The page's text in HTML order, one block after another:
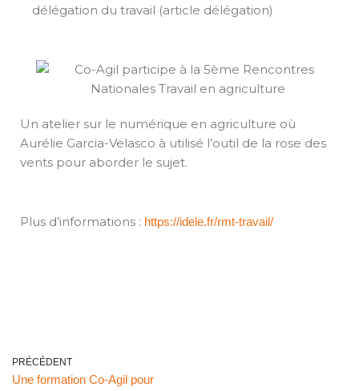
délégation du travail (article délégation)
Un atelier sur le numérique en agriculture où
Aurélie Garcia-Velasco à utilisé l’outil de la rose des
vents pour aborder le sujet.
Plus d’informations : https://idele.fr/rmt-travail/
PRÉCÉDENT
Une formation Co-Agil pour